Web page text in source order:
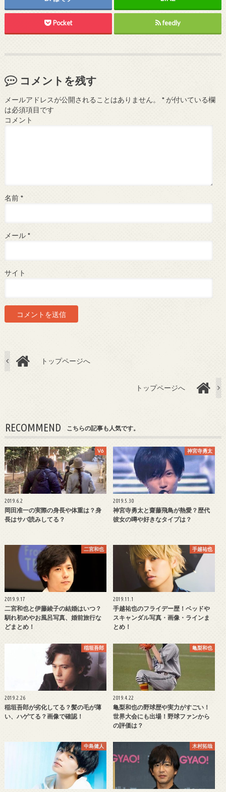
Pocket feedly
コメントを残す
メールアドレスが公開されることはありません。 *が付いている欄
は必須項目です
コメント
名前 *
メール *
サイト
トップページへ
トップページへ
RECOMMEND こちらの記事も人気です。
V6
2019.6.2
岡田准一の実際の身長や体重は？身
長はサバ読みしてる？
神宮寺勇太
2019.5.30
神宮寺勇太と齋藤飛鳥が熱愛？歴代
彼女の噂や好きなタイプは？
二宮和也
2019.9.17
二宮和也と伊藤綾子の結婚はいつ？
馴れ初めやお風呂写真、婚前旅行な
どまとめ！
手越祐也
2019.11.1
手越祐也のフライデー歴！ベッドや
スキャンダル写真・画像・ラインま
とめ！
稲垣吾郎
2019.2.26
稲垣吾郎が劣化してる？髪の毛が薄
い、ハゲてる？画像で確認！
亀梨和也
2019.4.22
亀梨和也の野球歴や実力がすごい！
世界大会にも出場！野球ファンから
の評価は？
中島健人 木村拓哉